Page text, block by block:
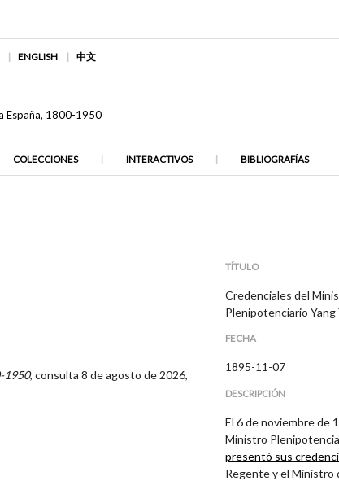
ENGLISH 中文
COLECCIONES INTERACTIVOS BIBLIOGRAFÍAS
1950, consulta 8 de agosto de 2026,
TÍTULO
Credenciales del
Plenipotenciario Yang
FECHA
1895-11-07
DESCRIPCIÓN
El 6 de noviembre de
Ministro
presentó sus
Regente y el Ministro